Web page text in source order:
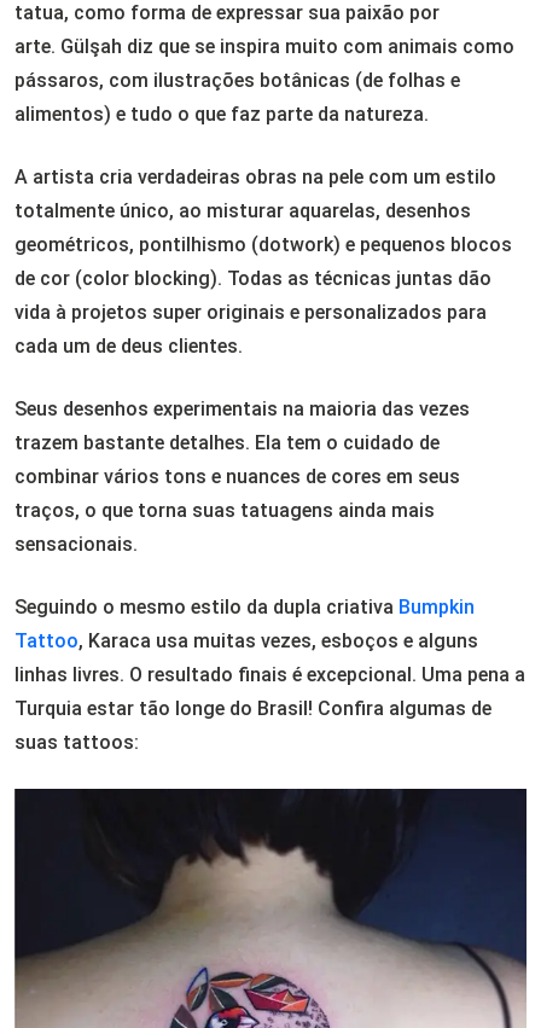
tatua, como forma de expressar sua paixão por
arte. Gülşah diz que se inspira muito com animais como
pássaros, com ilustrações botânicas (de folhas e
alimentos) e tudo o que faz parte da natureza.
A artista cria verdadeiras obras na pele com um estilo
totalmente único, ao misturar aquarelas, desenhos
geométricos, pontilhismo (dotwork) e pequenos blocos
de cor (color blocking). Todas as técnicas juntas dão
vida à projetos super originais e personalizados para
cada um de deus clientes.
Seus desenhos experimentais na maioria das vezes
trazem bastante detalhes. Ela tem o cuidado de
combinar vários tons e nuances de cores em seus
traços, o que torna suas tatuagens ainda mais
sensacionais.
Seguindo o mesmo estilo da dupla criativa Bumpkin
Tattoo, Karaca usa muitas vezes, esboços e alguns
linhas livres. O resultado finais é excepcional. Uma pena a
Turquia estar tão longe do Brasil! Confira algumas de
suas tattoos: